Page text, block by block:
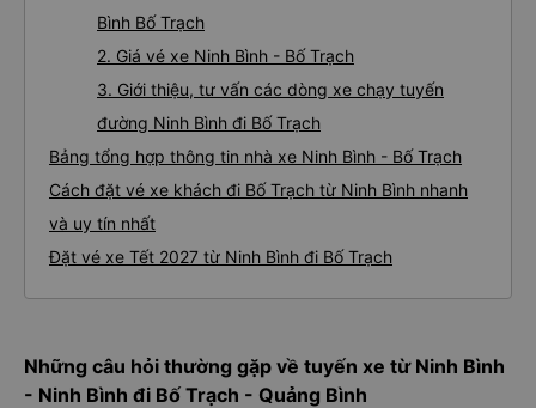
Bình Bố Trạch
2. Giá vé xe Ninh Bình - Bố Trạch
3. Giới thiệu, tư vấn các dòng xe chạy tuyến
đường Ninh Bình đi Bố Trạch
Bảng tổng hợp thông tin nhà xe Ninh Bình - Bố Trạch
Cách đặt vé xe khách đi Bố Trạch từ Ninh Bình nhanh
và uy tín nhất
Đặt vé xe Tết 2027 từ Ninh Bình đi Bố Trạch
Những câu hỏi thường gặp về tuyến xe từ Ninh Bình
- Ninh Bình đi Bố Trạch - Quảng Bình